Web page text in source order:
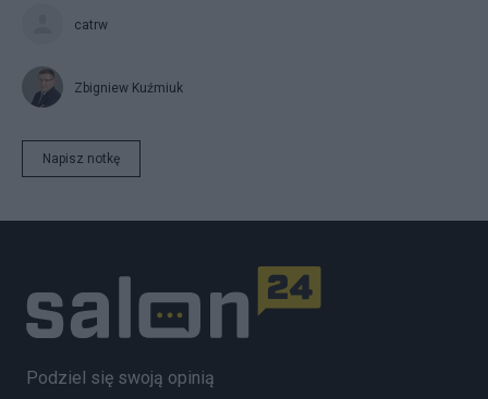
catrw
Zbigniew Kuźmiuk
Napisz notkę
Podziel się swoją opinią